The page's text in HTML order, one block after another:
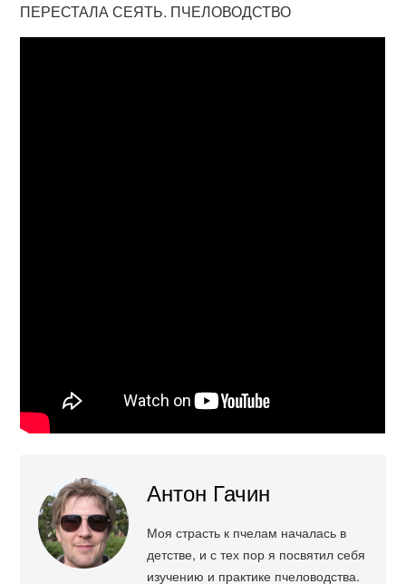
ПЕРЕСТАЛА СЕЯТЬ. ПЧЕЛОВОДСТВО
Антон Гачин
Моя страсть к пчелам началась в
детстве, и с тех пор я посвятил себя
изучению и практике пчеловодства.